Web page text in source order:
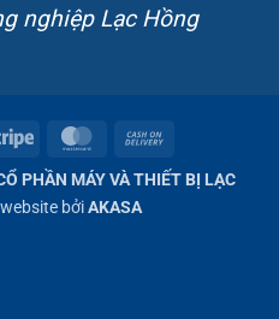
nghiệp Lạc Hồng
Stripe MasterCard
On
Delivery
PHẦN MÁY VÀ THIẾT BỊ LẠC
bởiAKASA